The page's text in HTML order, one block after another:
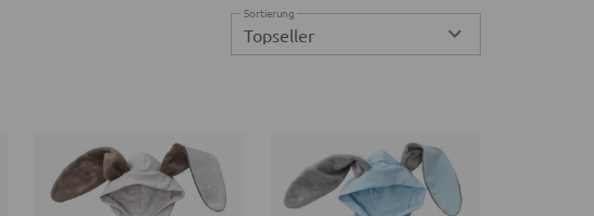
Sortierung
Topseller